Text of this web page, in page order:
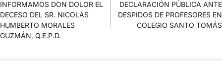
INFORMAMOS DON DOLOR EL
DECESO DEL SR. NICOLÁS
HUMBERTO MORALES
GUZMÁN, Q.E.P.D.
DECLARACIÓN PÚBLICA ANTE
DESPIDOS DE PROFESORES EN
COLEGIO SANTO TOMÁS